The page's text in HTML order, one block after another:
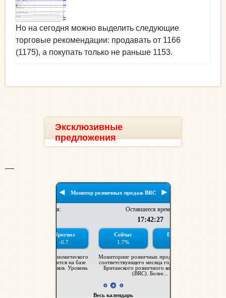
Но на сегодня можно выделить следующие
торговые рекомендации: продавать от 1166
(1175), а покупать только не раньше 1153.
Эксклюзивные
предложения